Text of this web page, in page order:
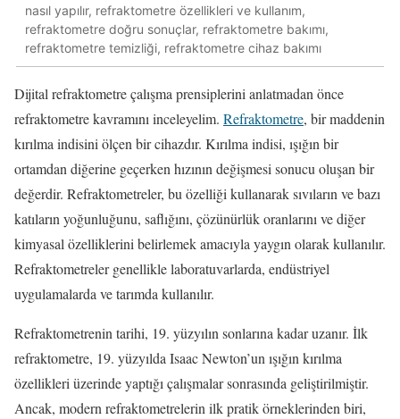
nasıl yapılır, refraktometre özellikleri ve kullanım,
refraktometre doğru sonuçlar, refraktometre bakımı,
refraktometre temizliği, refraktometre cihaz bakımı
Dijital refraktometre çalışma prensiplerini anlatmadan önce
refraktometre kavramını inceleyelim. Refraktometre, bir maddenin
kırılma indisini ölçen bir cihazdır. Kırılma indisi, ışığın bir
ortamdan diğerine geçerken hızının değişmesi sonucu oluşan bir
değerdir. Refraktometreler, bu özelliği kullanarak sıvıların ve bazı
katıların yoğunluğunu, saflığını, çözünürlük oranlarını ve diğer
kimyasal özelliklerini belirlemek amacıyla yaygın olarak kullanılır.
Refraktometreler genellikle laboratuvarlarda, endüstriyel
uygulamalarda ve tarımda kullanılır.
Refraktometrenin tarihi, 19. yüzyılın sonlarına kadar uzanır. İlk
refraktometre, 19. yüzyılda Isaac Newton’un ışığın kırılma
özellikleri üzerinde yaptığı çalışmalar sonrasında geliştirilmiştir.
Ancak, modern refraktometrelerin ilk pratik örneklerinden biri,